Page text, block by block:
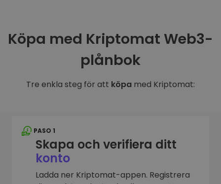
Köpa med Kriptomat Web3-
plånbok
Tre enkla steg för att köpa med Kriptomat:
PASO 1
Skapa och verifiera ditt
konto
Ladda ner Kriptomat-appen. Registrera